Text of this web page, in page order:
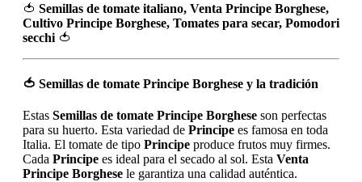
🍅 Semillas de tomate italiano, Venta Principe Borghese,
Cultivo Principe Borghese, Tomates para secar, Pomodori
secchi 🍅
🍅 Semillas de tomate Principe Borghese y la tradición
Estas Semillas de tomate Principe Borghese son perfectas
para su huerto. Esta variedad de Principe es famosa en toda
Italia. El tomate de tipo Principe produce frutos muy firmes.
Cada Principe es ideal para el secado al sol. Esta Venta
Principe Borghese le garantiza una calidad auténtica.